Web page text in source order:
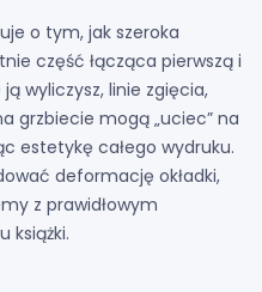
o tym, jak szeroka
część łącząca pierwszą i
wyliczysz, linie zgięcia,
grzbiecie mogą „uciec” na
estetykę całego wydruku.
deformację okładki,
z prawidłowym
książki.